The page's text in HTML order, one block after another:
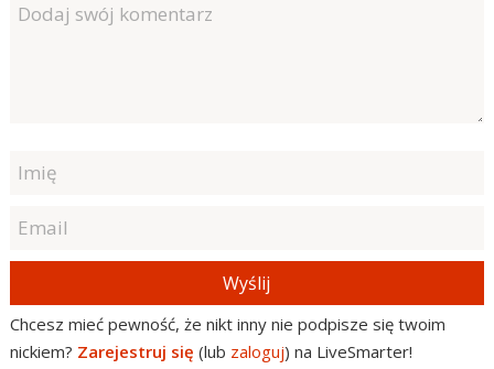
Wyślij
Chcesz mieć pewność, że nikt inny nie podpisze się twoim
nickiem? Zarejestruj się (lub zaloguj) na LiveSmarter!